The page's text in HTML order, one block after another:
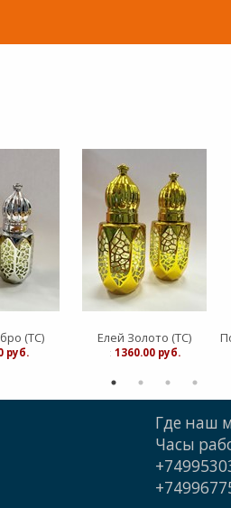
(ТС)
руб.
Елей Золото (ТС)
: 1360.00 руб.
Где наш
Часы